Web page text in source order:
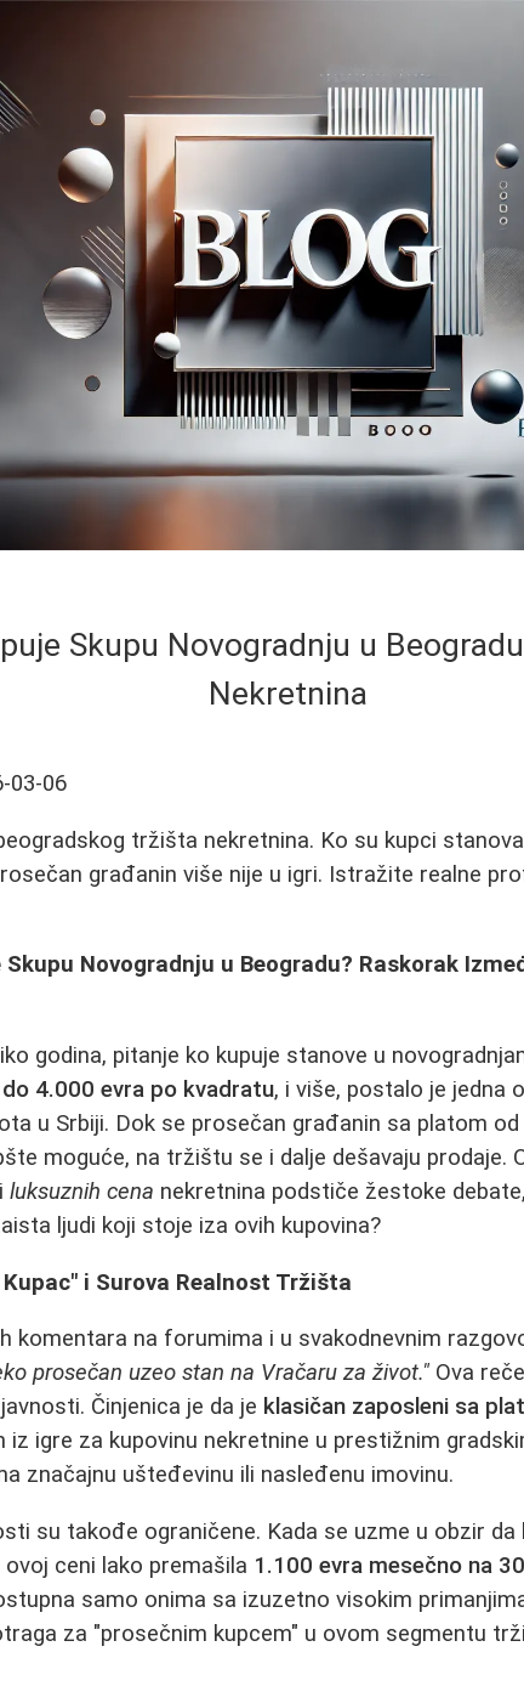
Skupu Novogradnju u
Nekretnina
03-06
tržišta nekretnina. Ko su kupci
građanin više nije u igri. Istražite realne
Novogradnju u Beogradu? Raskorak
godina, pitanje ko kupuje stanove u
4.000 evra po kvadratu, i više, postalo je jedna
u Srbiji. Dok se prosečan građanin sa platom
moguće, na tržištu se i dalje dešavaju prodaje.
iluksuznih cena nekretnina podstiče žestoke
ljudi koji stoje iza ovih kupovina?
i Surova Realnost Tržišta
komentara na forumima i u svakodnevnim
prosečan uzeo stan na Vračaru za život." Ova
Činjenica je da je klasičan zaposleni sa
iz igre za kupovinu nekretnine u prestižnim
značajnu ušteđevinu ili nasleđenu imovinu.
su takođe ograničene. Kada se uzme u obzir
ceni lako premašila 1.100 evra mesečno na
samo onima sa izuzetno visokim
za "prosečnim kupcem" u ovom segmentu